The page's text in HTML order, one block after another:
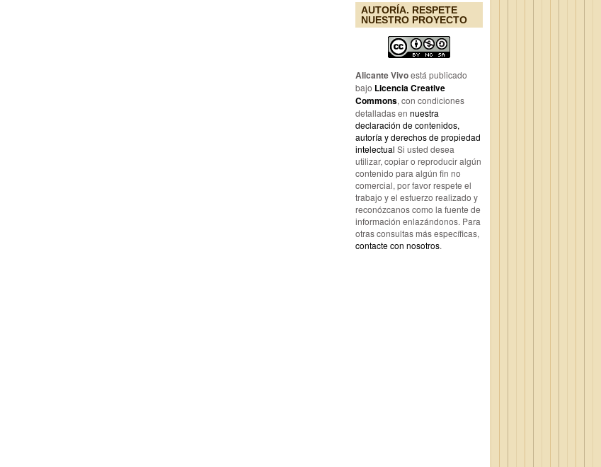
AUTORÍA. RESPETE
NUESTRO PROYECTO
Alicante Vivoestá publicado
bajo Licencia Creative
Commons, con condiciones
detalladas en nuestra
declaración de contenidos,
autoría y derechos de propiedad
intelectual Si usted desea
utilizar, copiar o reproducir algún
contenido para algún fin no
comercial, por favor respete el
trabajo y el esfuerzo realizado y
reconózcanos como la fuente de
información enlazándonos. Para
otras consultas más específicas,
contacte con nosotros.